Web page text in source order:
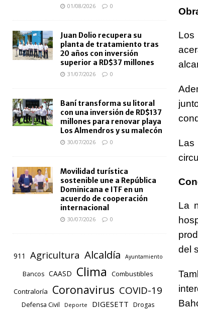
Los
La
del
01/08/2026 0
Juan Dolio recupera su
planta de tratamiento tras
20 años con inversión
superior a RD$37 millones
31/07/2026 0
Baní transforma su litoral
con una inversión de RD$137
millones para renovar playa
Los Almendros y su malecón
30/07/2026 0
Movilidad turística
sostenible une a República
Dominicana e ITF en un
acuerdo de cooperación
internacional
30/07/2026 0
911 Agricultura Alcaldía Ayuntamiento
Bancos CAASD Clima
Combustibles
Contraloría
Coronavirus COVID-19
Defensa Civil Deporte DIGESETT Drogas